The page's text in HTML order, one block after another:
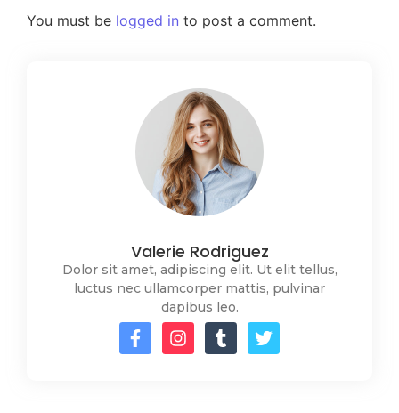
You must be logged in to post a comment.
Valerie Rodriguez
Dolor sit amet, adipiscing elit. Ut elit tellus,
luctus nec ullamcorper mattis, pulvinar
dapibus leo.